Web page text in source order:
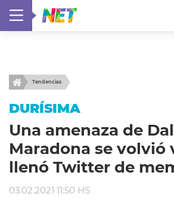
Tendencias
DURÍSIMA
Una amenaza de
Maradona se volvió
llenó Twitter de
03.02.2021 11:50 HS